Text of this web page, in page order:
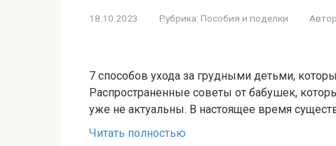
18.10.2023 Рубрика: Пособия и поделки
7 способов ухода за грудными детьми,
Распространенные советы от бабушек,
уже не актуальны. В настоящее время
Читать полностью